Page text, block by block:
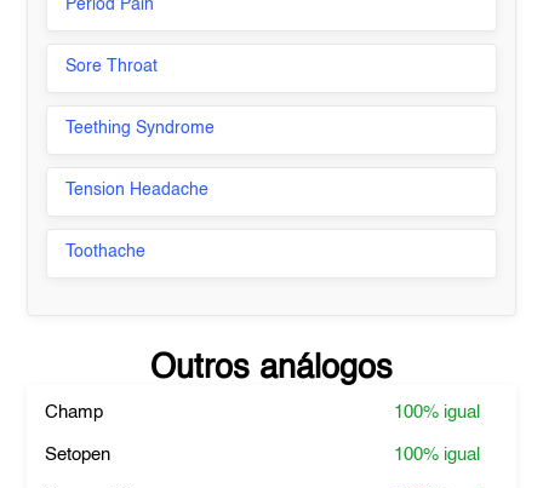
Period Pain
Sore Throat
Teething Syndrome
Tension Headache
Toothache
Outros análogos
Champ 100% igual
Setopen 100% igual